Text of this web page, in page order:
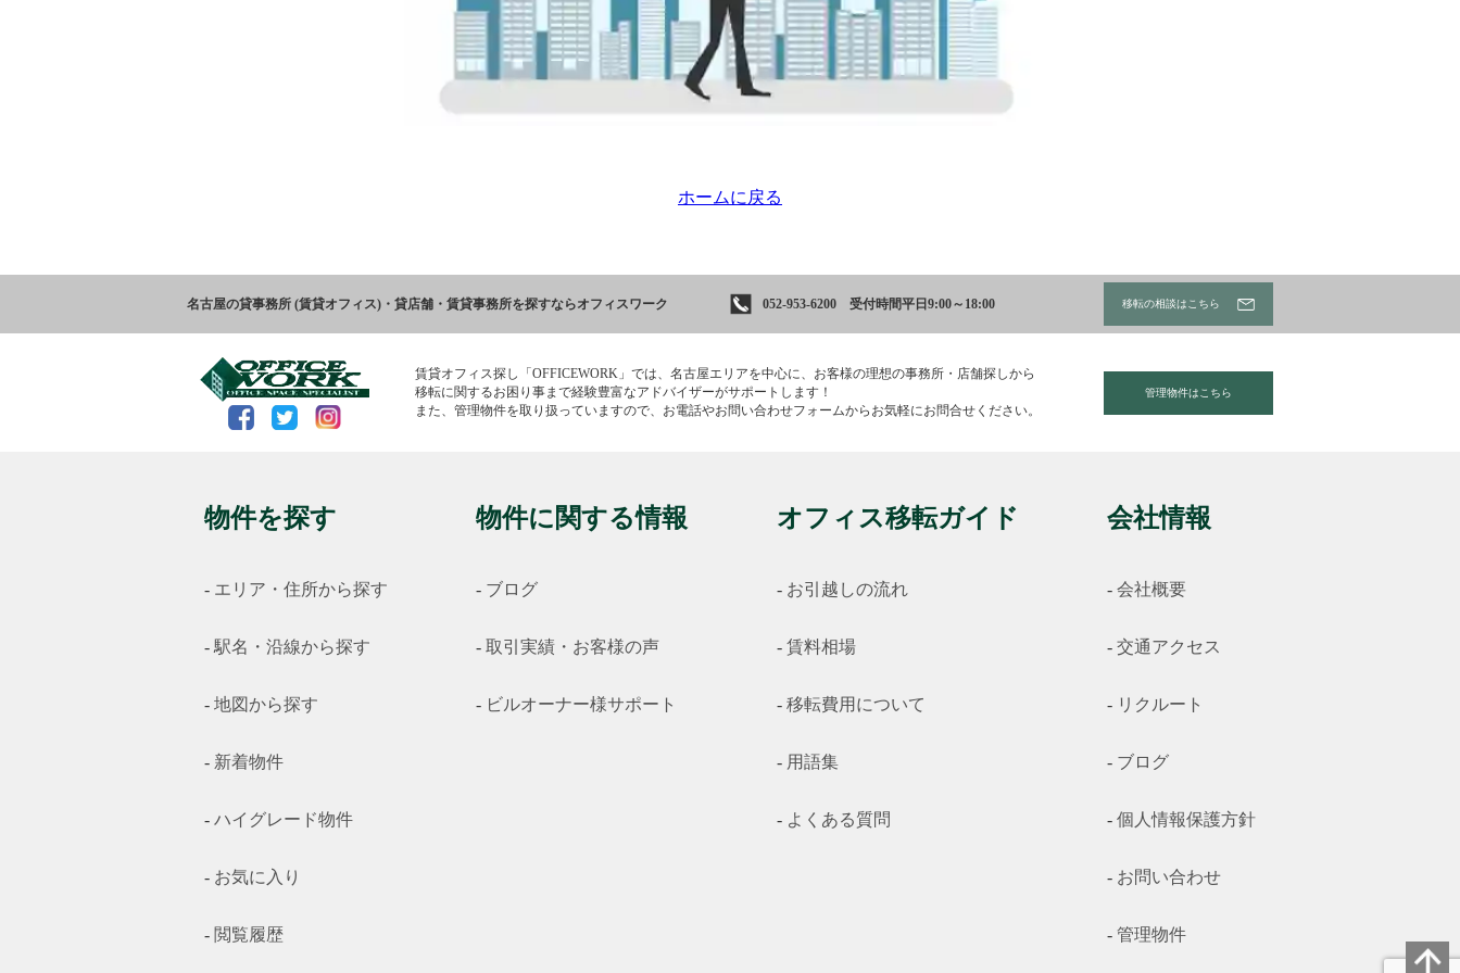
ホームに戻る
名古屋の貸事務所 (賃貸オフィス)・貸店舗・賃貸事務所を探すならオフィスワーク 052-953-6200 受付時間平日9:00～18:00 移転の相談はこちら
賃貸オフィス探し「OFFICEWORK」では、名古屋エリアを中心に、お客様の理想の事務所・店舗探しから
移転に関するお困り事まで経験豊富なアドバイザーがサポートします！
また、管理物件を取り扱っていますので、お電話やお問い合わせフォームからお気軽にお問合せください。
管理物件はこちら
物件を探す
エリア・住所から探す
駅名・沿線から探す
地図から探す
新着物件
ハイグレード物件
お気に入り
閲覧履歴
物件に関する情報
ブログ
取引実績・お客様の声
ビルオーナー様サポート
オフィス移転ガイド
お引越しの流れ
賃料相場
移転費用について
用語集
よくある質問
会社情報
会社概要
交通アクセス
リクルート
ブログ
個人情報保護方針
お問い合わせ
管理物件